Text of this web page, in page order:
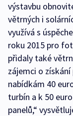
výstavbu
větrných i
využívá s
roku 2015 pro
přidaly také
zájemci o
nabídkám 40
turbín a k 50
panelů,“